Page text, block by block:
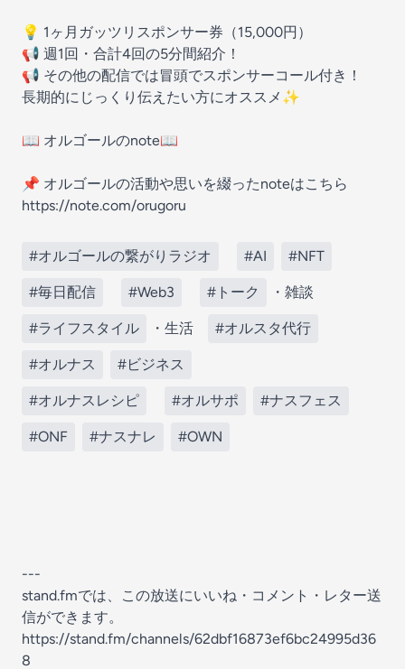
💡 1ヶ月ガッツリスポンサー券（15,000円）
📢 週1回・合計4回の5分間紹介！
📢 その他の配信では冒頭でスポンサーコール付き！
長期的にじっくり伝えたい方にオススメ✨
📖 オルゴールのnote📖
📌 オルゴールの活動や思いを綴ったnoteはこちら
https://note.com/orugoru
#オルゴールの繋がりラジオ #AI #NFT
#毎日配信 #Web3 #トーク ・雑談
#ライフスタイル ・生活 #オルスタ代行
#オルナス #ビジネス
#オルナスレシピ #オルサポ #ナスフェス
#ONF #ナスナレ #OWN
---
stand.fmでは、この放送にいいね・コメント・レター送
信ができます。
https://stand.fm/channels/62dbf16873ef6bc24995d36
8